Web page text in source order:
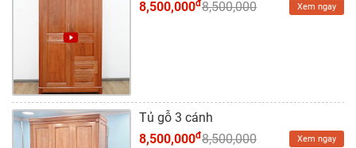
Nội
Thất
Văn
Phòng
8,500,000đ8,500,000 Xem ngay
Tủ gỗ 3 cánh
8,500,000đ8,500,000 Xem ngay